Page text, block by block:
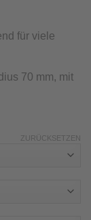
für viele
70 mm, mit
ZURÜCKSETZEN